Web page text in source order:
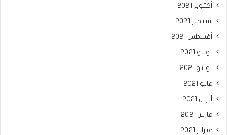
أكتوبر 2021
سبتمبر 2021
أغسطس 2021
يوليو 2021
يونيو 2021
مايو 2021
أبريل 2021
مارس 2021
فبراير 2021